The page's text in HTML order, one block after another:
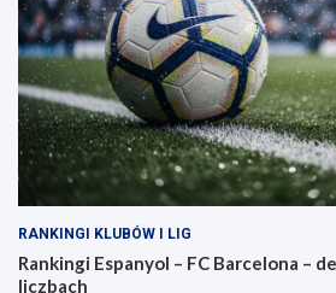
RANKINGI KLUBÓW I LIG
Rankingi Espanyol – FC Barcelona –
liczbach